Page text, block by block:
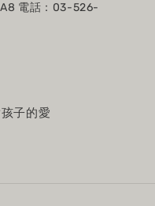
電話：03-526-
子的愛